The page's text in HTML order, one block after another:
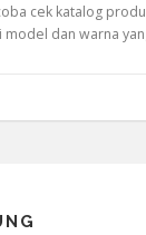
cek katalog
model dan warna